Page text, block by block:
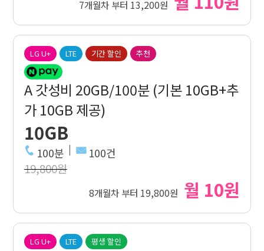
7개월차 부터 13,200원
LG U+ LTE 기간 할인 추천
A 갓성비 20GB/100분 (기본 10GB+추
가 10GB 제공)
10GB
100분 100건
19,800원
8개월차 부터 19,800원 월 10원
LG U+ LTE 평생 할인